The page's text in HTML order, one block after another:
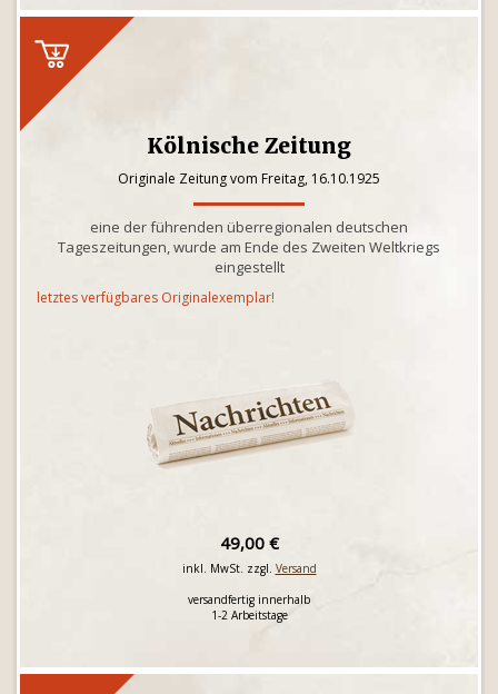
Kölnische Zeitung
Originale Zeitung vom Freitag, 16.10.1925
eine der führenden überregionalen deutschen
Tageszeitungen, wurde am Ende des Zweiten Weltkriegs
eingestellt
letztes verfügbares Originalexemplar!
49,00 €
inkl. MwSt. zzgl. Versand
versandfertig innerhalb
1-2 Arbeitstage